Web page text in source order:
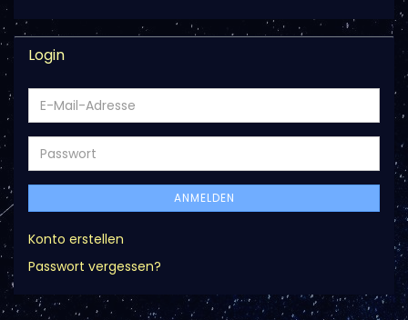
Login
E-
Mail-
Adresse
Passwort
ANMELDEN
Konto erstellen
Passwort vergessen?